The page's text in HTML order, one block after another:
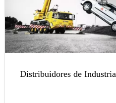
Distribuidores de Industria